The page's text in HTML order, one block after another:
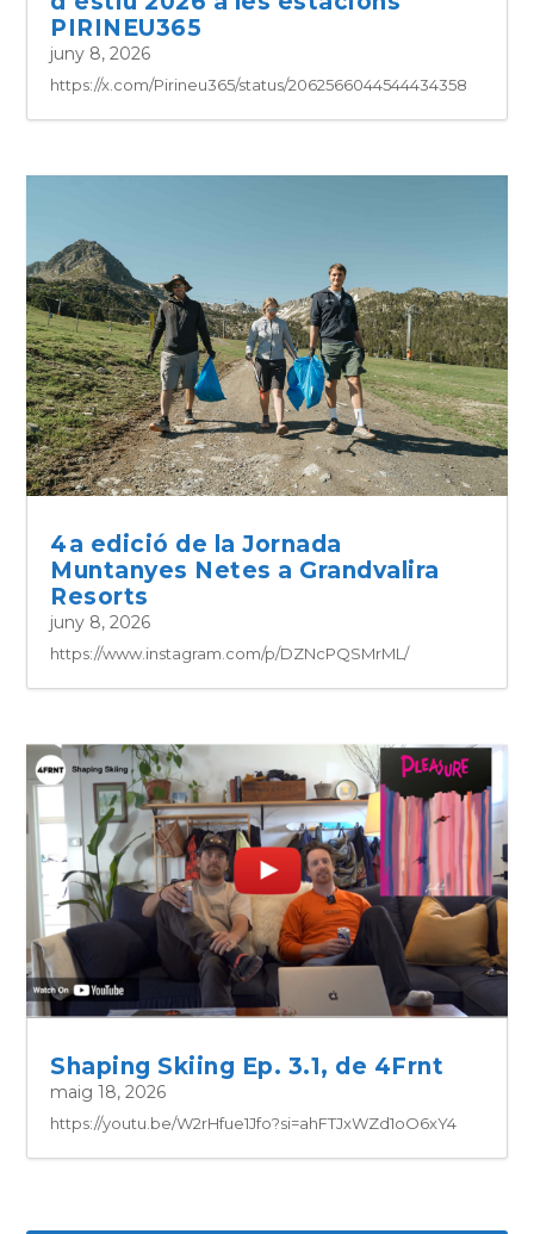
PIRINEU365
juny 8, 2026
https://x.com/Pirineu365/status/2062566044544434358
4a edició de la Jornada
Muntanyes Netes a Grandvalira
Resorts
juny 8, 2026
https://www.instagram.com/p/DZNcPQSMrML/
Shaping Skiing Ep. 3.1, de 4Frnt
maig 18, 2026
https://youtu.be/W2rHfue1Jfo?si=ahFTJxWZd1oO6xY4